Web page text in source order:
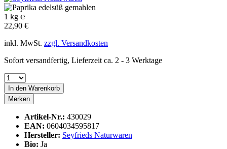
1 kg ℮
22,90 €
inkl. MwSt. zzgl. Versandkosten
Sofort versandfertig, Lieferzeit ca. 2 - 3 Werktage
In den Warenkorb
Merken
Artikel-Nr.: 430029
EAN: 0604034595817
Hersteller: Seyfrieds Naturwaren
Bio: Ja